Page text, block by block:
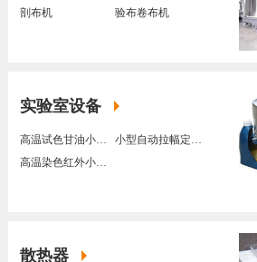
剖布机
验布卷布机
实验室设备
高温试色甘油小样染色机
小型自动拉幅定型机
高温染色红外小样染色机
散热器